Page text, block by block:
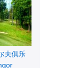
夫俱乐